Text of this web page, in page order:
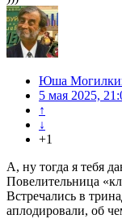
Юша
5 мая 2025,
↑
↓
+1
А, ну тогда я тебя
Повелительница
Встречались в
аплодировали, об